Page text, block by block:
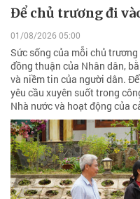
Để chủ trương đi
01/08/2026 05:00
Sức sống của mỗi chủ
đồng thuận của Nhân dân,
và niềm tin của người dân.
yêu cầu xuyên suốt trong
Nhà nước và hoạt động của